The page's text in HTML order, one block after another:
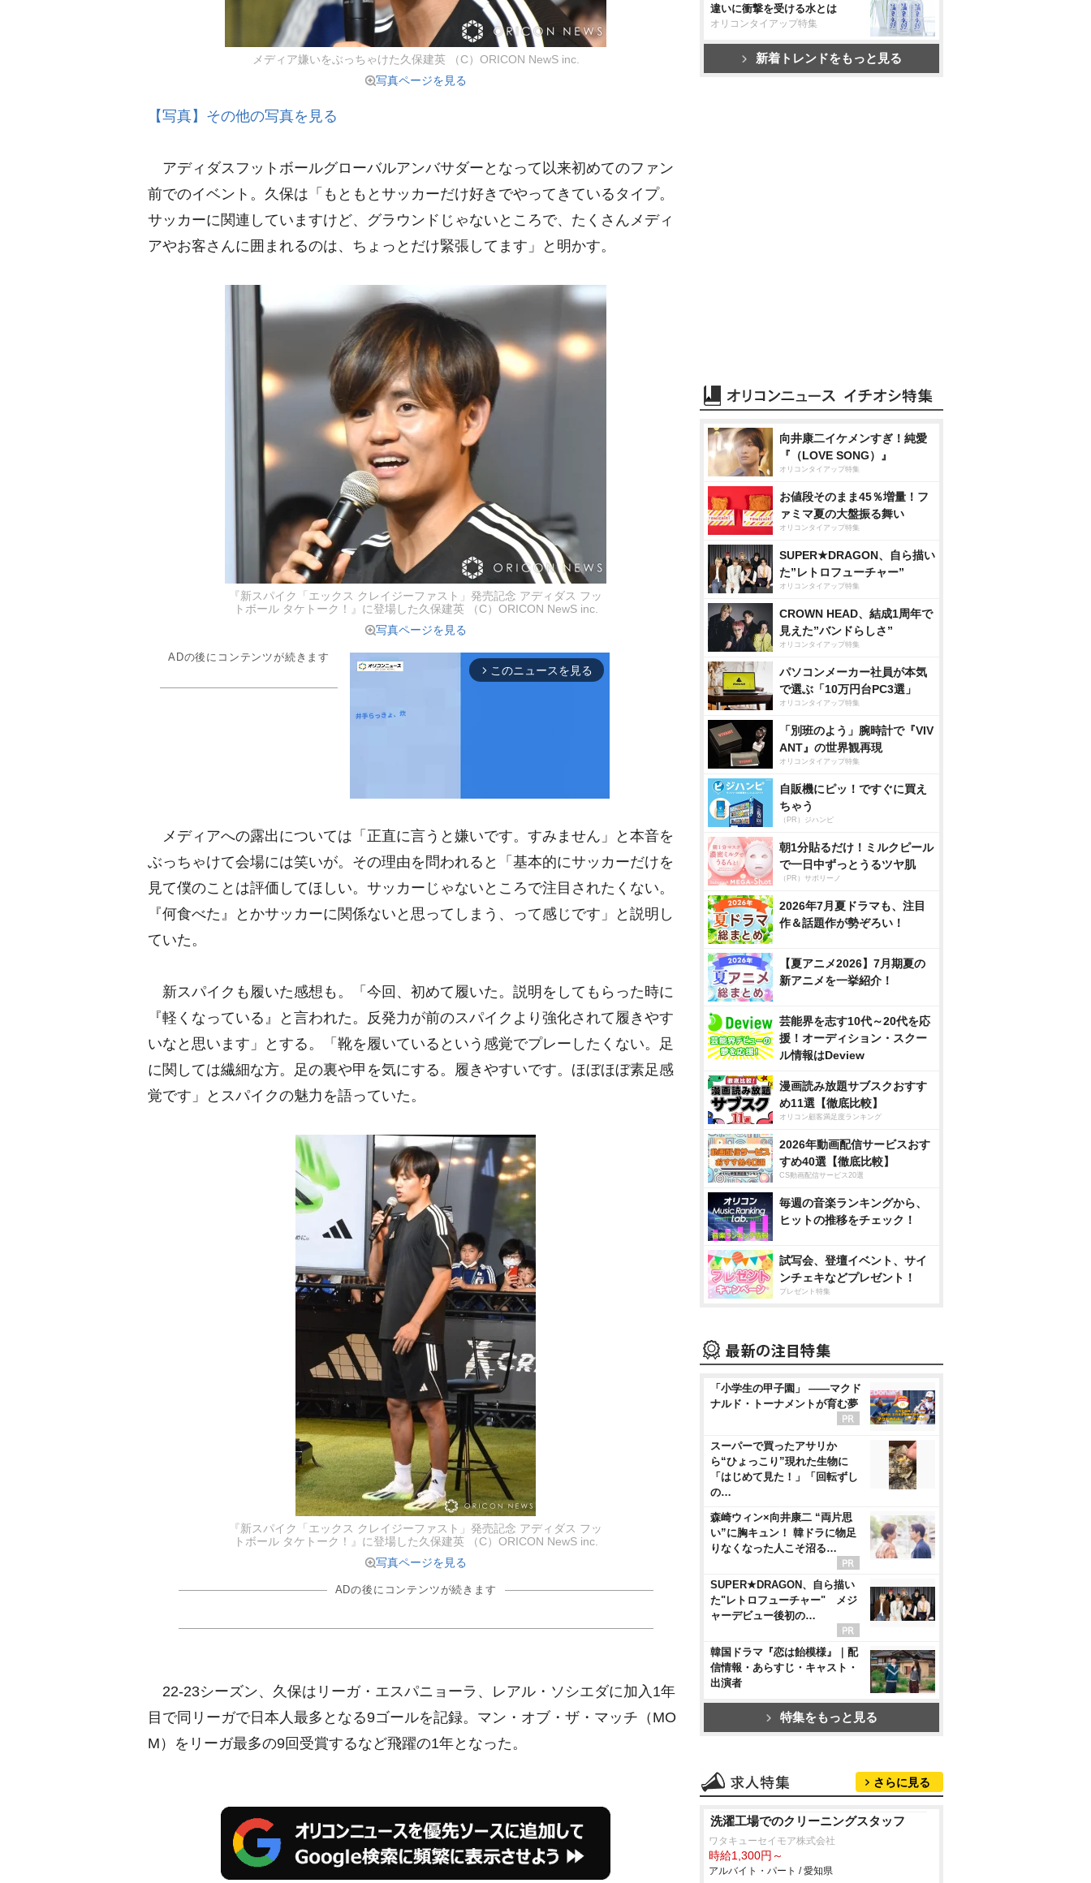
メディア嫌いをぶっちゃけた久保建英 （C）ORICON NewS inc.
写真ページを見る
【写真】その他の写真を見る
アディダスフットボールグローバルアンバサダーとなって以来初めてのファン
前でのイベント。久保は「もともとサッカーだけ好きでやってきているタイプ。
サッカーに関連していますけど、グラウンドじゃないところで、たくさんメディ
アやお客さんに囲まれるのは、ちょっとだけ緊張してます」と明かす。
『新スパイク「エックス クレイジーファスト」発売記念 アディダス フッ
トボール タケトーク！』に登場した久保建英 （C）ORICON NewS inc.
写真ページを見る
ADの後にコンテンツが続きます
arrow_forward_ios このニュースを見る
M
u
e
メディアへの露出については「正直に言うと嫌いです。すみません」と本音を
ぶっちゃけて会場には笑いが。その理由を問われると「基本的にサッカーだけを
見て僕のことは評価してほしい。サッカーじゃないところで注目されたくない。
『何食べた』とかサッカーに関係ないと思ってしまう、って感じです」と説明し
ていた。
新スパイクも履いた感想も。「今回、初めて履いた。説明をしてもらった時に
『軽くなっている』と言われた。反発力が前のスパイクより強化されて履きやす
いなと思います」とする。「靴を履いているという感覚でプレーしたくない。足
に関しては繊細な方。足の裏や甲を気にする。履きやすいです。ほぼほぼ素足感
覚です」とスパイクの魅力を語っていた。
『新スパイク「エックス クレイジーファスト」発売記念 アディダス フッ
トボール タケトーク！』に登場した久保建英 （C）ORICON NewS inc.
写真ページを見る
ADの後にコンテンツが続きます
22-23シーズン、久保はリーガ・エスパニョーラ、レアル・ソシエダに加入1年
目で同リーガで日本人最多となる9ゴールを記録。マン・オブ・ザ・マッチ（MO
M）をリーガ最多の9回受賞するなど飛躍の1年となった。
違いに衝撃を受ける水とは
オリコンタイアップ特集
新着トレンドをもっと見る
向井康二イケメンすぎ！純愛
『（LOVE SONG）』
オリコンタイアップ特集
お値段そのまま45％増量！フ
ァミマ夏の大盤振る舞い
オリコンタイアップ特集
SUPER★DRAGON、自ら描い
た”レトロフューチャー”
オリコンタイアップ特集
CROWN HEAD、結成1周年で
見えた”バンドらしさ”
オリコンタイアップ特集
パソコンメーカー社員が本気
で選ぶ「10万円台PC3選」
オリコンタイアップ特集
「別班のよう」腕時計で『VIV
ANT』の世界観再現
オリコンタイアップ特集
自販機にピッ！ですぐに買え
ちゃう
（PR）ジハンピ
朝1分貼るだけ！ミルクピール
で一日中ずっとうるツヤ肌
（PR）サボリーノ
2026年7月夏ドラマも、注目
作＆話題作が勢ぞろい！
【夏アニメ2026】7月期夏の
新アニメを一挙紹介！
芸能界を志す10代～20代を応
援！オーディション・スクー
ル情報はDeview
漫画読み放題サブスクおすす
め11選【徹底比較】
オリコン顧客満足度ランキング
2026年動画配信サービスおす
すめ40選【徹底比較】
CS動画配信サービス20選
毎週の音楽ランキングから、
ヒットの推移をチェック！
試写会、登壇イベント、サイ
ンチェキなどプレゼント！
プレゼント特集
「小学生の甲子園」 ――マクド
ナルド・トーナメントが育む夢
スーパーで買ったアサリか
ら“ひょっこり”現れた生物に
「はじめて見た！」「回転ずし
の…
森崎ウィン×向井康二 “両片思
い”に胸キュン！ 韓ドラに物足
りなくなった人こそ沼る…
SUPER★DRAGON、自ら描い
た"レトロフューチャー" メジ
ャーデビュー後初の…
韓国ドラマ『恋は飴模様』｜配
信情報・あらすじ・キャスト・
出演者
特集をもっと見る
さらに見る
洗濯工場でのクリーニングスタッフ
ワタキューセイモア株式会社
時給1,300円～
アルバイト・パート / 愛知県